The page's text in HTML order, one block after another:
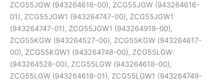
ZCG55JGW (943264616-00), ZCG55JGW (943264616-
01), ZCG55JGW1 (943264747-00), ZCG55JGW1
(943264747-01), ZCG55JGW1 (943264919-00),
ZCG55KGW (943264527-00), ZCG55KGW (943264617-
00), ZCG55KGW1 (943264748-00), ZCG55LGW
(943264528-00), ZCG55LGW (943264618-00),
ZCG55LGW (943264618-01), ZCG55LGW1 (943264749-